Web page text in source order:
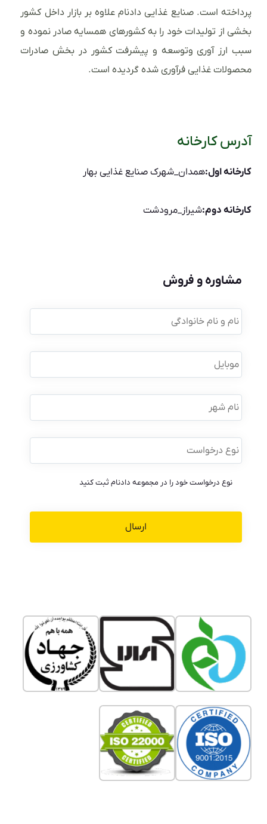
پرداخته است. صنایع غذایی دادنام علاوه بر بازار داخل کشور
بخشی از تولیدات خود را به کشورهای همسایه صادر نموده و
سبب ارز آوری وتوسعه و پیشرفت کشور در بخش صادرات
محصولات غذایی فرآوری شده گردیده است.
آدرس کارخانه
کارخانه اول:همدان_شهرک صنایع غذایی بهار
کارخانه دوم:شیراز_مرودشت
مشاوره و فروش
نام
و
نام
موبایل *
نام
شهر
نوع
درخواست *
نوع درخواست خود را در مجموعه دادنام ثبت کنید